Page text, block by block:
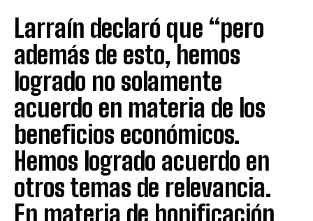
Larraín declaró que “pero
además de esto, hemos
logrado no solamente
acuerdo en materia de los
beneficios económicos.
Hemos logrado acuerdo en
otros temas de relevancia.
En materia de bonificación